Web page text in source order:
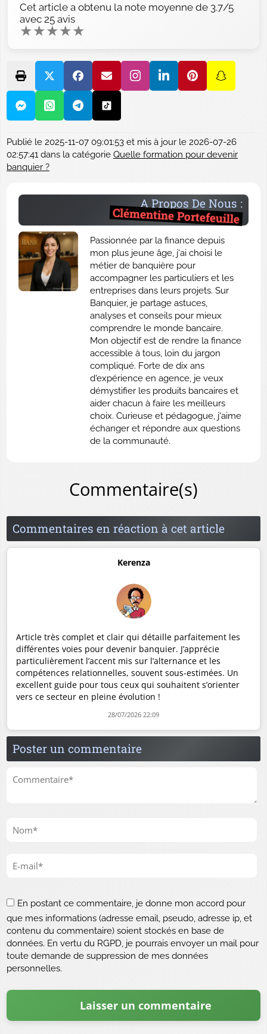
Cet article a obtenu la note moyenne de 3.7/5
avec 25 avis
★★★★★
Publié le 2025-11-07 09:01:53 et mis à jour le 2026-07-26
02:57:41 dans la catégorie Quelle formation pour devenir
banquier ?
A Propos De Nous :
Clémentine Portefeuille
Passionnée par la finance depuis
mon plus jeune âge, j'ai choisi le
métier de banquière pour
accompagner les particuliers et les
entreprises dans leurs projets. Sur
Banquier, je partage astuces,
analyses et conseils pour mieux
comprendre le monde bancaire.
Mon objectif est de rendre la finance
accessible à tous, loin du jargon
compliqué. Forte de dix ans
d'expérience en agence, je veux
démystifier les produits bancaires et
aider chacun à faire les meilleurs
choix. Curieuse et pédagogue, j'aime
échanger et répondre aux questions
de la communauté.
Commentaire(s)
Commentaires en réaction à cet article
Kerenza
Article très complet et clair qui détaille parfaitement les
différentes voies pour devenir banquier. J’apprécie
particulièrement l’accent mis sur l’alternance et les
compétences relationnelles, souvent sous-estimées. Un
excellent guide pour tous ceux qui souhaitent s’orienter
vers ce secteur en pleine évolution !
28/07/2026 22:09
Poster un commentaire
En postant ce commentaire, je donne mon accord pour
que mes informations (adresse email, pseudo, adresse ip, et
contenu du commentaire) soient stockés en base de
données. En vertu du RGPD, je pourrais envoyer un mail pour
toute demande de suppression de mes données
personnelles.